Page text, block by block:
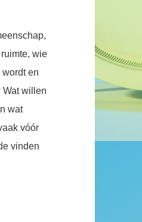
wie
en
Wat willen
wat
vóór
vinden